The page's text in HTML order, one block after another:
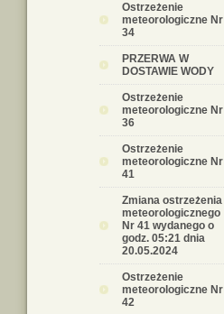
Ostrzeżenie
meteorologiczne Nr
34
PRZERWA W
DOSTAWIE WODY
Ostrzeżenie
meteorologiczne Nr
36
Ostrzeżenie
meteorologiczne Nr
41
Zmiana ostrzeżenia
meteorologicznego
Nr 41 wydanego o
godz. 05:21 dnia
20.05.2024
Ostrzeżenie
meteorologiczne Nr
42